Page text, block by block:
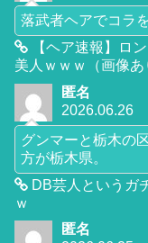
落武者ヘアでコラ
【ヘア速報】ロ
美人ｗｗｗ（画像あ
匿名
2026.06.26
グンマーと栃木の
方が栃木県。
DB芸人というガ
ｗ
匿名